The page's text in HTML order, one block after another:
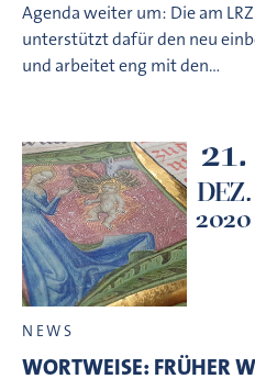
Agenda weiter um: Die am
unterstützt dafür den neu
und arbeitet eng mit den…
21.
DEZ.
2020
NEWS
WORTWEISE: FRÜHER